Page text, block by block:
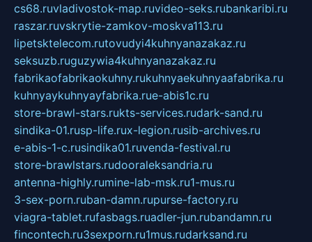
cs68.ruvladivostok-map.ruvideo-seks.rubankaribi.ru
raszar.ruvskrytie-zamkov-moskva113.ru
lipetsktelecom.rutovudyi4kuhnyanazakaz.ru
seksuzb.ruguzywia4kuhnyanazakaz.ru
fabrikaofabrikaokuhny.rukuhnyaekuhnyaafabrika.ru
kuhnyaykuhnyayfabrika.rue-abis1c.ru
store-brawl-stars.rukts-services.rudark-sand.ru
sindika-01.rusp-life.rux-legion.rusib-archives.ru
e-abis-1-c.rusindika01.ruvenda-festival.ru
store-brawlstars.rudooraleksandria.ru
antenna-highly.rumine-lab-msk.ru1-mus.ru
3-sex-porn.ruban-damn.rupurse-factory.ru
viagra-tablet.rufasbags.ruadler-jun.rubandamn.ru
fincontech.ru3sexporn.ru1mus.rudarksand.ru